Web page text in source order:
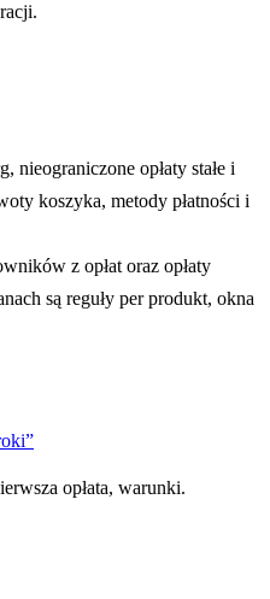
nieograniczone opłaty stałe i
koszyka, metody płatności i
z opłat oraz opłaty
są reguły per produkt, okna
opłata, warunki.